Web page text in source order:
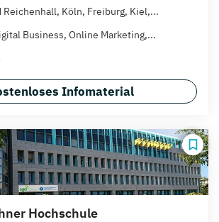
Reichenhall, Köln, Freiburg, Kiel,...
Business, Online Marketing,...
Infomaterial
Hochschule